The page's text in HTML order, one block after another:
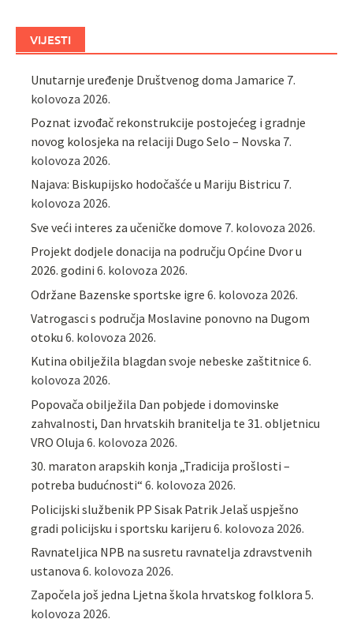
VIJESTI
Unutarnje uređenje Društvenog doma Jamarice 7.
kolovoza 2026.
Poznat izvođač rekonstrukcije postojećeg i gradnje
novog kolosjeka na relaciji Dugo Selo – Novska 7.
kolovoza 2026.
Najava: Biskupijsko hodočašće u Mariju Bistricu 7.
kolovoza 2026.
Sve veći interes za učeničke domove 7. kolovoza 2026.
Projekt dodjele donacija na području Općine Dvor u
2026. godini 6. kolovoza 2026.
Održane Bazenske sportske igre 6. kolovoza 2026.
Vatrogasci s područja Moslavine ponovno na Dugom
otoku 6. kolovoza 2026.
Kutina obilježila blagdan svoje nebeske zaštitnice 6.
kolovoza 2026.
Popovača obilježila Dan pobjede i domovinske
zahvalnosti, Dan hrvatskih branitelja te 31. obljetnicu
VRO Oluja 6. kolovoza 2026.
30. maraton arapskih konja „Tradicija prošlosti –
potreba budućnosti“ 6. kolovoza 2026.
Policijski službenik PP Sisak Patrik Jelaš uspješno
gradi policijsku i sportsku karijeru 6. kolovoza 2026.
Ravnateljica NPB na susretu ravnatelja zdravstvenih
ustanova 6. kolovoza 2026.
Započela još jedna Ljetna škola hrvatskog folklora 5.
kolovoza 2026.